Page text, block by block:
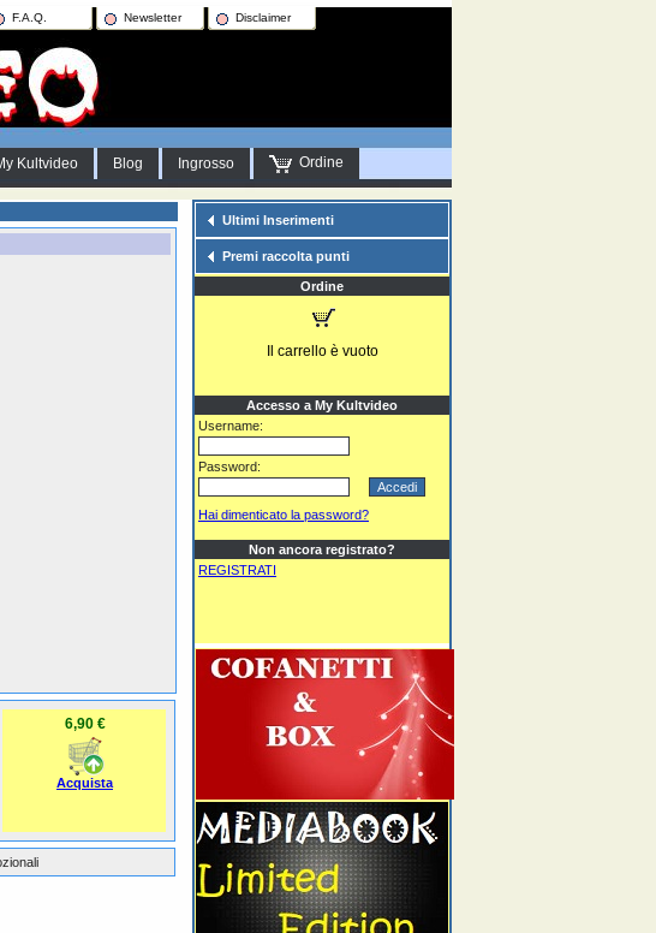
F.A.Q. Newsletter Disclaimer
Kultvideo Blog Ingrosso Ordine
6,90 €
Acquista
Ultimi Inserimenti
Premi raccolta punti
Ordine
Il carrello è vuoto
Accesso a My Kultvideo
Username:
Password:
Hai dimenticato la password?
Non ancora registrato?
REGISTRATI